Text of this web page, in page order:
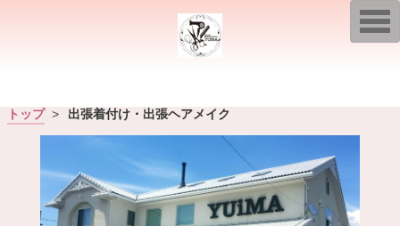
トップ> 出張着付け・出張ヘアメイク
T
o
g